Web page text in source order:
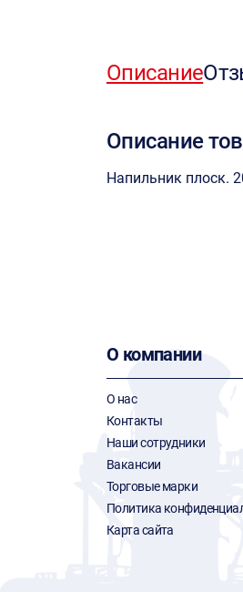
Описание
Описание
Напильник плоск.
О компании
О нас
Контакты
Наши сотрудники
Вакансии
Торговые марки
Политика
Карта сайта